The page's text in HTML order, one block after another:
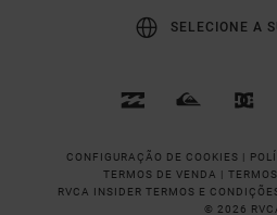
SELECIONE A
CONFIGURAÇÃO DE COOKIES |
TERMOS DE VENDA |
RVCA INSIDER TERMOS E
© 2026